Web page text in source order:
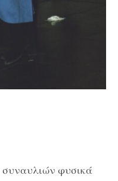
συναυλιών φυσικά